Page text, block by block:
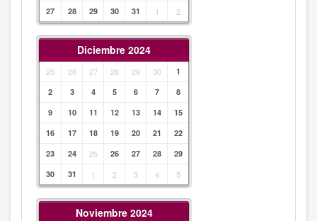
27
28 29 30 31 1 2
Diciembre 2024
25 26 27 28 29 30
1
2
3 4 5 6 7
8
9
10 11 12 13 14
15
16
17 18 19 20 21
22
23
24 25 26 27 28
29
30
31 1 2 3 4 5
Noviembre 2024